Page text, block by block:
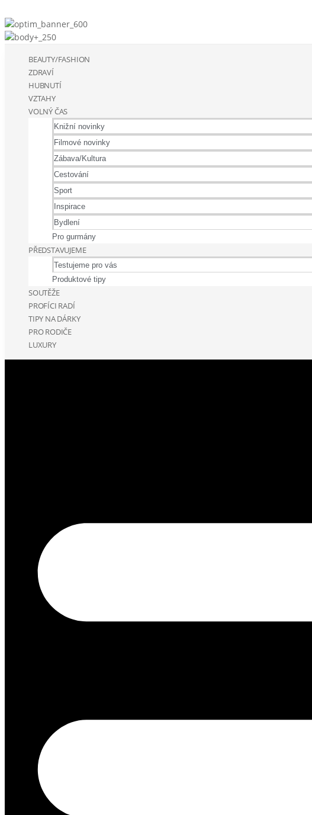
BEAUTY/FASHION
ZDRAVÍ
HUBNUTÍ
VZTAHY
VOLNÝ ČAS
Knižní novinky
Filmové novinky
Zábava/Kultura
Cestování
Sport
Inspirace
Bydlení
Pro gurmány
PŘEDSTAVUJEME
Testujeme pro vás
Produktové tipy
SOUTĚŽE
PROFÍCI RADÍ
TIPY NA DÁRKY
PRO RODIČE
LUXURY